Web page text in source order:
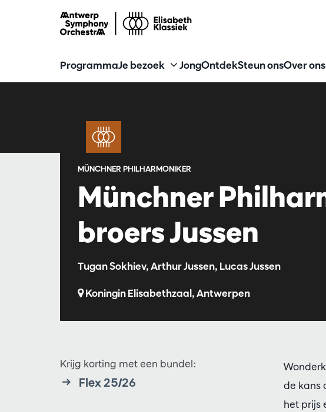
ProgrammaJe bezoek JongOntdekSteun onsOver ons
Münchner
broers Jussen
Tugan Sokhiev, Arthur Jussen, Lucas Jussen
MÜNCHNER PHILHARMONIKER
Koningin Elisabethzaal, Antwerpen
de kans
het prijs
Krijg korting met een bundel:
Flex 25/26